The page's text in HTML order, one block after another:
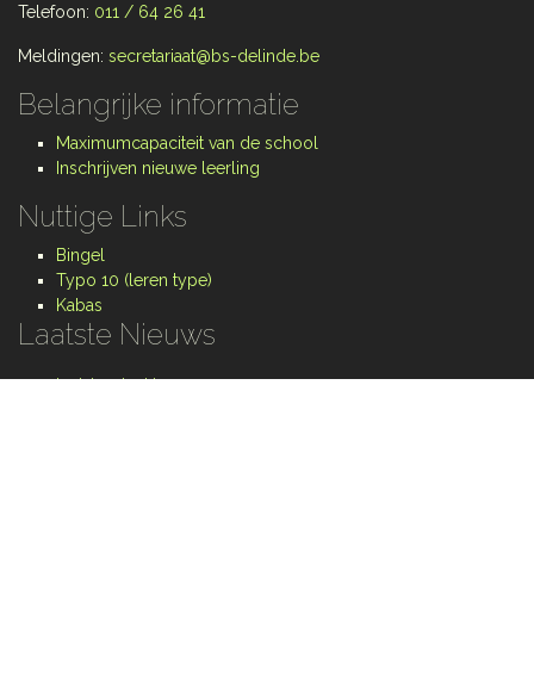
Telefoon: 011 / 64 26 41
Meldingen: secretariaat@bs-delinde.be
Belangrijke informatie
Maximumcapaciteit van de school
Inschrijven nieuwe leerling
Nuttige Links
Bingel
Typo 10 (leren type)
Kabas
Laatste Nieuws
Laatste schooldag